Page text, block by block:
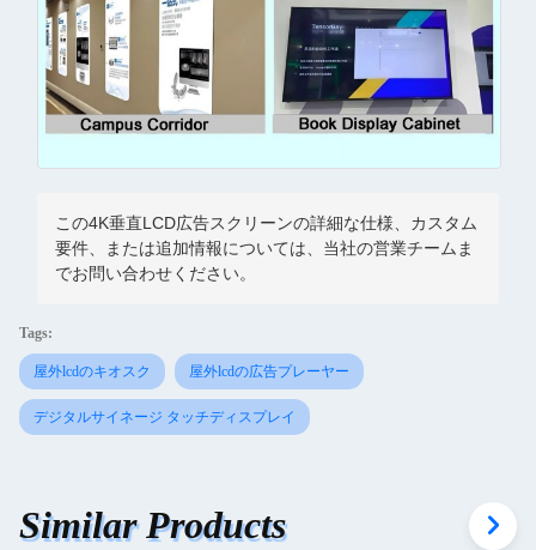
この4K垂直LCD広告スクリーンの詳細な仕様、カスタム
要件、または追加情報については、当社の営業チームま
でお問い合わせください。
Tags:
屋外lcdのキオスク 屋外lcdの広告プレーヤー
デジタルサイネージ タッチディスプレイ
Similar Products